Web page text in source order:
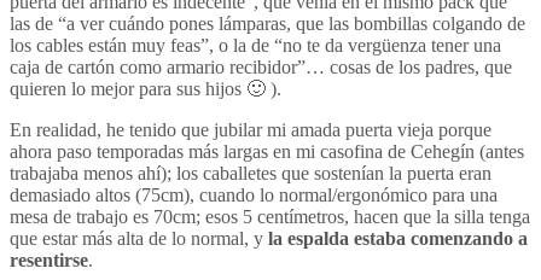
las de “a ver cuándo pones lámparas, que las bombillas colgando de
los cables están muy feas”, o la de “no te da vergüenza tener una
caja de cartón como armario recibidor”… cosas de los padres, que
quieren lo mejor para sus hijos 🙂 ).
En realidad, he tenido que jubilar mi amada puerta vieja porque
ahora paso temporadas más largas en mi casofina de Cehegín (antes
trabajaba menos ahí); los caballetes que sostenían la puerta eran
demasiado altos (75cm), cuando lo normal/ergonómico para una
mesa de trabajo es 70cm; esos 5 centímetros, hacen que la silla tenga
que estar más alta de lo normal, y la espalda estaba comenzando a
resentirse.